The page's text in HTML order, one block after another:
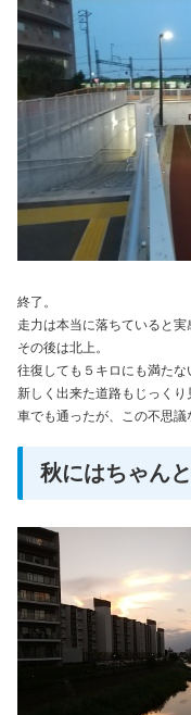
終了。
走力は本当に落ちていると実
その後は北上。
往復しても５キロにも満たな
新しく出来た道路もじっくり
車でも通ったが、この不思議
秋にはちゃん